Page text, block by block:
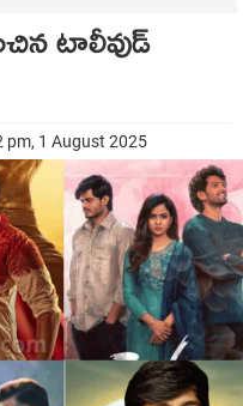
టాలీవుడ్
pm, 1 August 2025